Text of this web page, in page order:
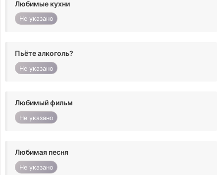
Любимые кухни
Не указано
Пьёте алкоголь?
Не указано
Любимый фильм
Не указано
Любимая песня
Не указано